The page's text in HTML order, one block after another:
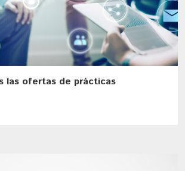
las ofertas de prácticas